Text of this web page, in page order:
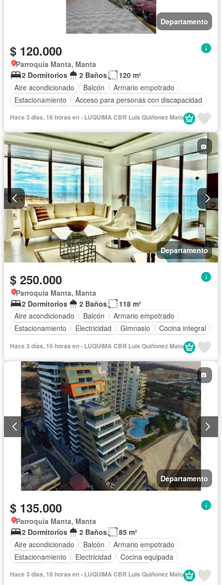
Departamento
$ 120.000
Parroquia Manta, Manta
2 Dormitorios
2 Baños
120 m²
Aire acondicionado
Balcón
Armario empotrado
Estacionamiento
Acceso para personas con discapacidad
Hace 3 días, 16 horas en - LUQUIMA CBR Luis Quiñonez Mato
Departamento
$ 250.000
Parroquia Manta, Manta
2 Dormitorios
2 Baños
118 m²
Aire acondicionado
Balcón
Armario empotrado
Estacionamiento
Electricidad Gimnasio
Cocina integral
Agua
Hace 3 días, 16 horas en - LUQUIMA CBR Luis Quiñonez Mato
Departamento
$ 135.000
Parroquia Manta, Manta
2 Dormitorios
2 Baños
85 m²
Aire acondicionado
Balcón
Armario empotrado
Estacionamiento
Electricidad
Cocina equipada
Hace 3 días, 16 horas en - LUQUIMA CBR Luis Quiñonez Mato